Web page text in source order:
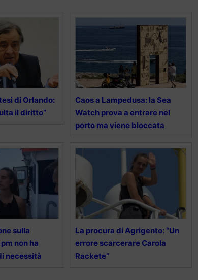
di Orlando:
il diritto”
Caos a Lampedusa: la Sea
Watch prova a entrare nel
porto ma viene bloccata
sulla
non ha
necessità
La procura di Agrigento: “Un
errore scarcerare Carola
Rackete”